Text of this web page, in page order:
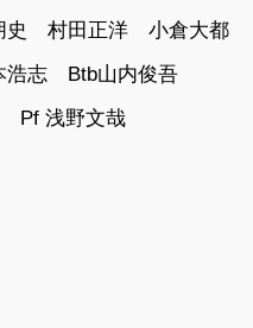
史 村田正洋 小倉大都
志 Btb山内俊吾
Pf 浅野文哉